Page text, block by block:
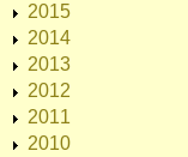
2015
2014
2013
2012
2011
2010